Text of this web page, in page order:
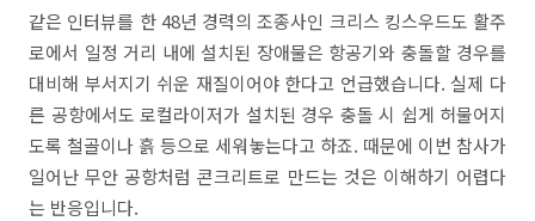
같은 인터뷰를 한 48년 경력의 조종사인 크리스 킹스우드도 활주
로에서 일정 거리 내에 설치된 장애물은 항공기와 충돌할 경우를
대비해 부서지기 쉬운 재질이어야 한다고 언급했습니다. 실제 다
른 공항에서도 로컬라이저가 설치된 경우 충돌 시 쉽게 허물어지
도록 철골이나 흙 등으로 세워놓는다고 하죠. 때문에 이번 참사가
일어난 무안 공항처럼 콘크리트로 만드는 것은 이해하기 어렵다
는 반응입니다.